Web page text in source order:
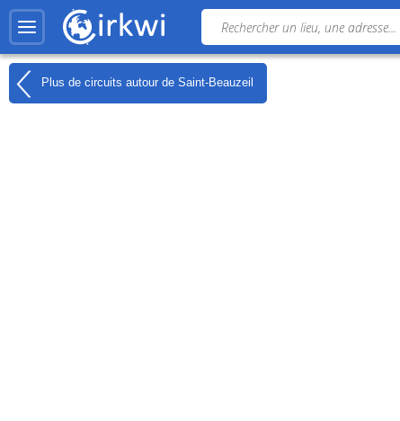
Plus de circuits autour de Saint-Beauzeil